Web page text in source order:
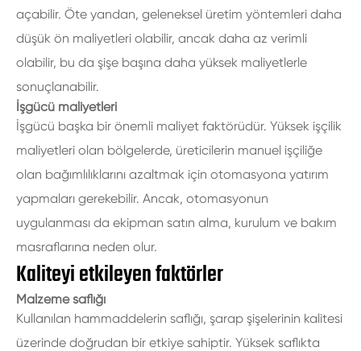
açabilir. Öte yandan, geleneksel üretim yöntemleri daha
düşük ön maliyetleri olabilir, ancak daha az verimli
olabilir, bu da şişe başına daha yüksek maliyetlerle
sonuçlanabilir.
İşgücü maliyetleri
İşgücü başka bir önemli maliyet faktörüdür. Yüksek işçilik
maliyetleri olan bölgelerde, üreticilerin manuel işçiliğe
olan bağımlılıklarını azaltmak için otomasyona yatırım
yapmaları gerekebilir. Ancak, otomasyonun
uygulanması da ekipman satın alma, kurulum ve bakım
masraflarına neden olur.
Kaliteyi etkileyen faktörler
Malzeme saflığı
Kullanılan hammaddelerin saflığı, şarap şişelerinin kalitesi
üzerinde doğrudan bir etkiye sahiptir. Yüksek saflıkta